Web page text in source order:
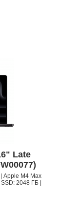
Late
Apple M4 Max
2048 ГБ |